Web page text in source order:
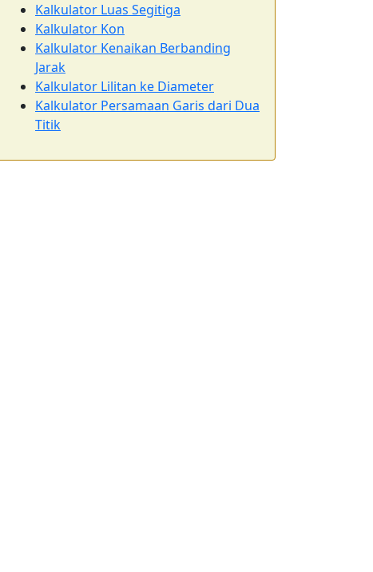
Kalkulator Luas Segitiga
Kalkulator Kon
Kalkulator Kenaikan Berbanding
Jarak
Kalkulator Lilitan ke Diameter
Kalkulator Persamaan Garis dari Dua
Titik